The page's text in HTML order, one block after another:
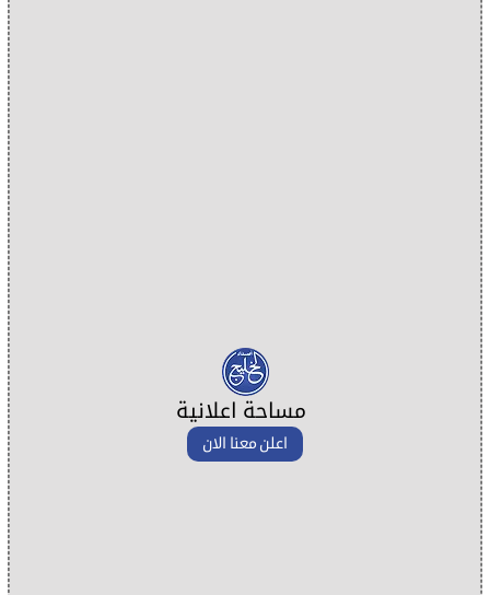
مساحة اعلانية
اعلن معنا الان